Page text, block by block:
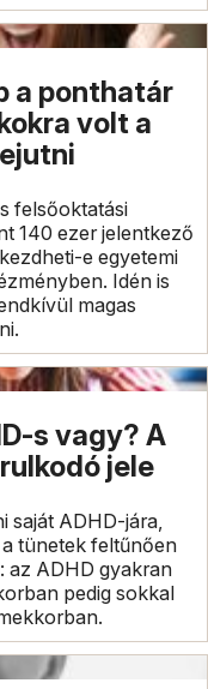
a ponthatár
volt a
felsőoktatási
140 ezer jelentkező
e egyetemi
Idén is
magas
s vagy? A
jele
saját ADHD-jára,
tünetek feltűnően
az ADHD gyakran
pedig sokkal